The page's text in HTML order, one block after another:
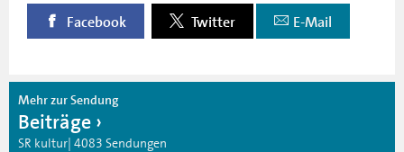
Facebook Twitter E-Mail
Mehr zur Sendung
Beiträge
SR kultur| 4083 Sendungen